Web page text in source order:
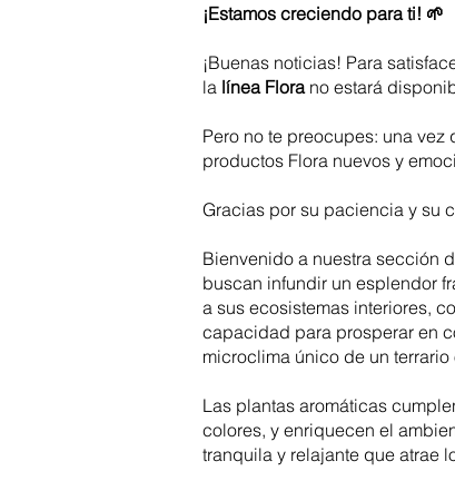
¡Estamos creciendo para ti! 🌱
¡Buenas noticias! Para
la línea Florano estará
Pero no te preocupes: una
productos Flora nuevos y
Gracias por su paciencia y su
Bienvenido a nuestra sección
buscan infundir un esplendor
a sus ecosistemas interiores,
capacidad para prosperar en
microclima único de un
Las plantas aromáticas
colores, y enriquecen el
tranquila y relajante que atrae